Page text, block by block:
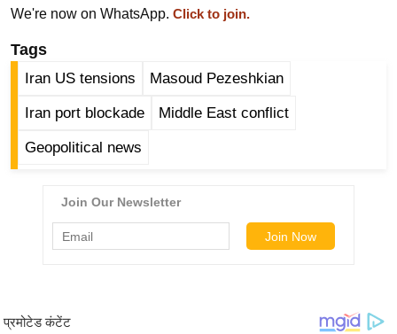
ब्री
म
नो
रं
न
ड
We're now on WhatsApp. Click to join.
Tags
Iran US tensions Masoud Pezeshkian
Iran port blockade Middle East conflict
Geopolitical news